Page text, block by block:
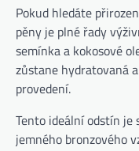
Pokud hledáte
pěny je plné řady
semínka a kokosové
zůstane hydratovaná
provedení.
Tento ideální odstín je
jemného bronzového